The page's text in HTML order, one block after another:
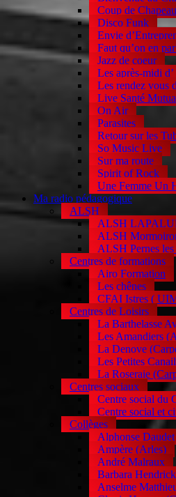
Coup de Chapeau
Disco Funk
Envie
Faut qu’on en
Jazz de coeur
Les après-midi
Les rendez vous
Live Santé
On Air
Parasites
Retour sur les
So Music Live
Sur ma route
Spirit of Rock
Une Femme Un
Ma radio pédagogique
ALSH
ALSH
ALSH
ALSH Pernes les
Centres de formations
Airo Formation
Les chênes
CFAI Istres (
Centres de Loisirs
La Barthelasse
Les Amandiers
La Denove
Les Petites
La Roseraie
Centres sociaux
Centre social du
Centre social et
Collèges
Alphonse Daudet
Ampère (Arles)
André Malraux
Barbara
Anselme